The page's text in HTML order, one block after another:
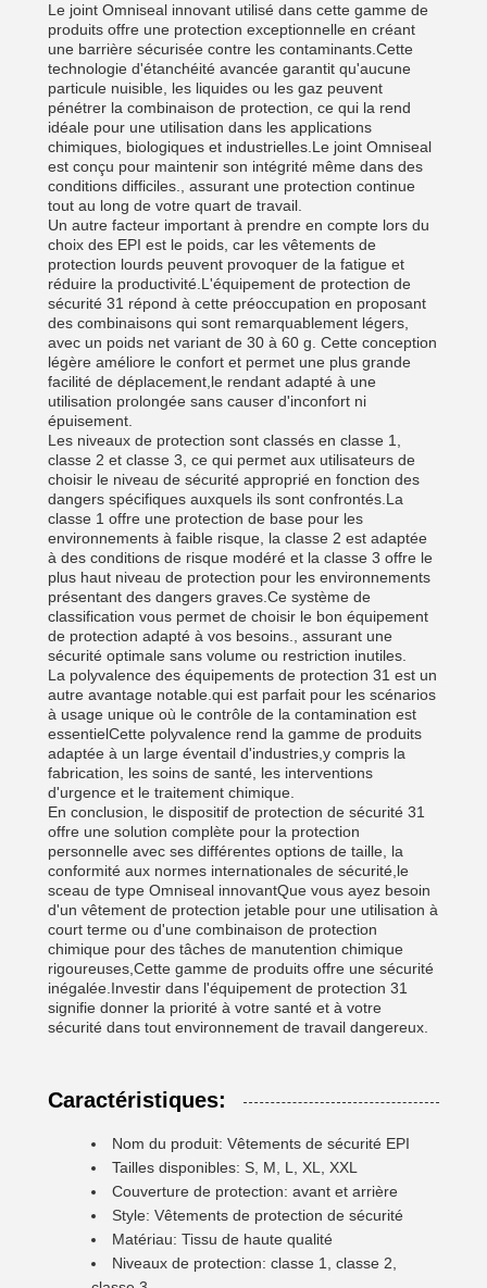
Le joint Omniseal innovant utilisé dans cette gamme de
produits offre une protection exceptionnelle en créant
une barrière sécurisée contre les contaminants.Cette
technologie d'étanchéité avancée garantit qu'aucune
particule nuisible, les liquides ou les gaz peuvent
pénétrer la combinaison de protection, ce qui la rend
idéale pour une utilisation dans les applications
chimiques, biologiques et industrielles.Le joint Omniseal
est conçu pour maintenir son intégrité même dans des
conditions difficiles., assurant une protection continue
tout au long de votre quart de travail.
Un autre facteur important à prendre en compte lors du
choix des EPI est le poids, car les vêtements de
protection lourds peuvent provoquer de la fatigue et
réduire la productivité.L'équipement de protection de
sécurité 31 répond à cette préoccupation en proposant
des combinaisons qui sont remarquablement légers,
avec un poids net variant de 30 à 60 g. Cette conception
légère améliore le confort et permet une plus grande
facilité de déplacement,le rendant adapté à une
utilisation prolongée sans causer d'inconfort ni
épuisement.
Les niveaux de protection sont classés en classe 1,
classe 2 et classe 3, ce qui permet aux utilisateurs de
choisir le niveau de sécurité approprié en fonction des
dangers spécifiques auxquels ils sont confrontés.La
classe 1 offre une protection de base pour les
environnements à faible risque, la classe 2 est adaptée
à des conditions de risque modéré et la classe 3 offre le
plus haut niveau de protection pour les environnements
présentant des dangers graves.Ce système de
classification vous permet de choisir le bon équipement
de protection adapté à vos besoins., assurant une
sécurité optimale sans volume ou restriction inutiles.
La polyvalence des équipements de protection 31 est un
autre avantage notable.qui est parfait pour les scénarios
à usage unique où le contrôle de la contamination est
essentielCette polyvalence rend la gamme de produits
adaptée à un large éventail d'industries,y compris la
fabrication, les soins de santé, les interventions
d'urgence et le traitement chimique.
En conclusion, le dispositif de protection de sécurité 31
offre une solution complète pour la protection
personnelle avec ses différentes options de taille, la
conformité aux normes internationales de sécurité,le
sceau de type Omniseal innovantQue vous ayez besoin
d'un vêtement de protection jetable pour une utilisation à
court terme ou d'une combinaison de protection
chimique pour des tâches de manutention chimique
rigoureuses,Cette gamme de produits offre une sécurité
inégalée.Investir dans l'équipement de protection 31
signifie donner la priorité à votre santé et à votre
sécurité dans tout environnement de travail dangereux.
Caractéristiques:
Nom du produit: Vêtements de sécurité EPI
Tailles disponibles: S, M, L, XL, XXL
Couverture de protection: avant et arrière
Style: Vêtements de protection de sécurité
Matériau: Tissu de haute qualité
Niveaux de protection: classe 1, classe 2,